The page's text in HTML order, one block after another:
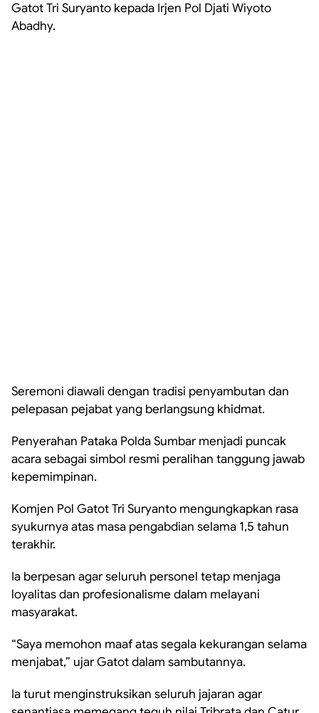
Gatot Tri Suryanto kepada Irjen Pol Djati Wiyoto
Abadhy.
Seremoni diawali dengan tradisi penyambutan dan
pelepasan pejabat yang berlangsung khidmat.
Penyerahan Pataka Polda Sumbar menjadi puncak
acara sebagai simbol resmi peralihan tanggung jawab
kepemimpinan.
Komjen Pol Gatot Tri Suryanto mengungkapkan rasa
syukurnya atas masa pengabdian selama 1,5 tahun
terakhir.
Ia berpesan agar seluruh personel tetap menjaga
loyalitas dan profesionalisme dalam melayani
masyarakat.
“Saya memohon maaf atas segala kekurangan selama
menjabat,” ujar Gatot dalam sambutannya.
Ia turut menginstruksikan seluruh jajaran agar